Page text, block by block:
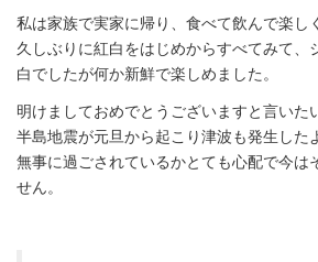
私は家族で実家に帰り、食べて飲んで楽し
久しぶりに紅白をはじめからすべてみて、
白でしたが何か新鮮で楽しめました。
明けましておめでとうございますと言いた
半島地震が元旦から起こり津波も発生した
無事に過ごされているかとても心配で今は
せん。